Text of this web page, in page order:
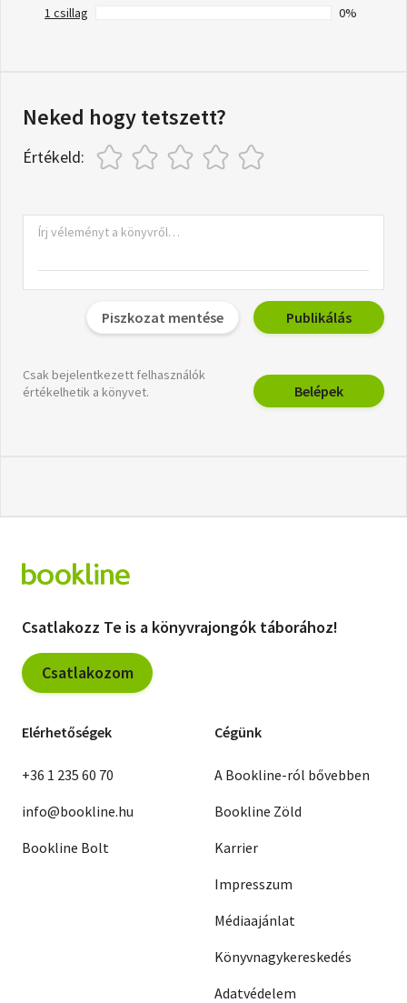
1 csillag
0%
Neked hogy tetszett?
Értékeld:
Piszkozat mentése Publikálás
Csak bejelentkezett felhasználók
értékelhetik a könyvet.
Belépek
Csatlakozz Te is a könyvrajongók táborához!
Csatlakozom
Elérhetőségek
+36 1 235 60 70
info@bookline.hu
Bookline Bolt
Cégünk
A Bookline-ról bővebben
Bookline Zöld
Karrier
Impresszum
Médiaajánlat
Könyvnagykereskedés
Adatvédelem